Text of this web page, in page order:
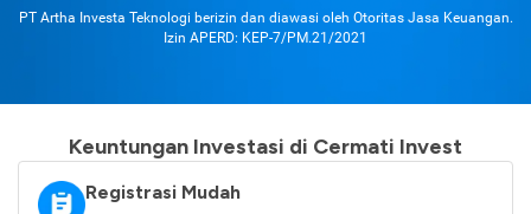
PT Artha Investa Teknologi berizin dan diawasi oleh Otoritas Jasa Keuangan.
Izin APERD: KEP-7/PM.21/2021
Keuntungan Investasi di Cermati Invest
Registrasi Mudah